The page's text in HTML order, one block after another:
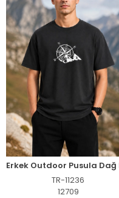
TR-11236
12709